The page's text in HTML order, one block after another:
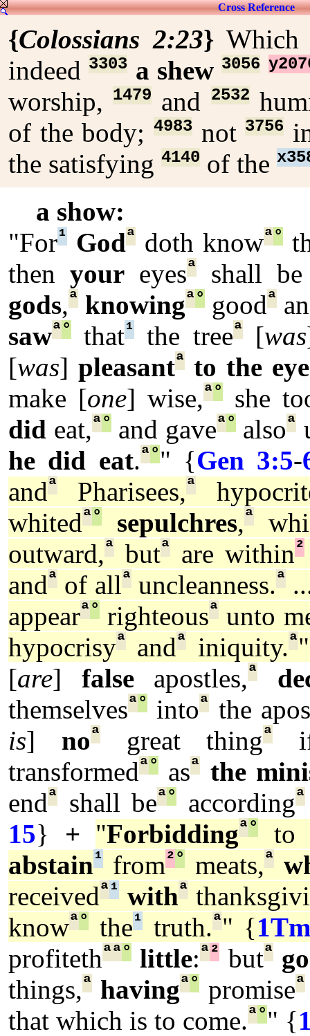
Cross Reference
{Colossians 2:23}Which
indeed 3303 a shew 3056
worship, 1479 and 2532
of the body;4983 not 3756
the satisfying 4140 of the
a show:
"For¹ Godª doth knowª°
then youreyesªshall be
gods,ª knowingª° goodª
sawª° that¹ the treeª[was
[was] pleasantª to the
make [one] wise,ª°
she
did eat,ª°and gaveª°alsoª
he did eat.ª°" {Gen 3:5-
andª Pharisees,ª
whitedª° sepulchres,ª
outward,ª butª are within²
andª of allª uncleanness.ª
appearª° righteousª unto
hypocrisyª andª iniquity.ª
[are] falseapostles,ª
themselvesª° intoª the
is] noªgreat thingª
transformedª° asª
the
endª shall beª° accordingª
15} + "Forbiddingª°
to
abstain¹ from²° meats,ª
receivedª¹ withª
knowª° the¹truth.ª" {
profitethªª° little:ª² butª
things,ª havingª° promiseª
that which is to come.ª°" {